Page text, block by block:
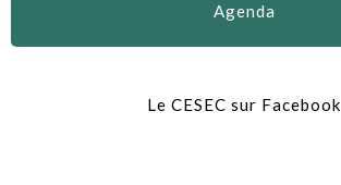
Agenda
Le CESEC sur Facebook